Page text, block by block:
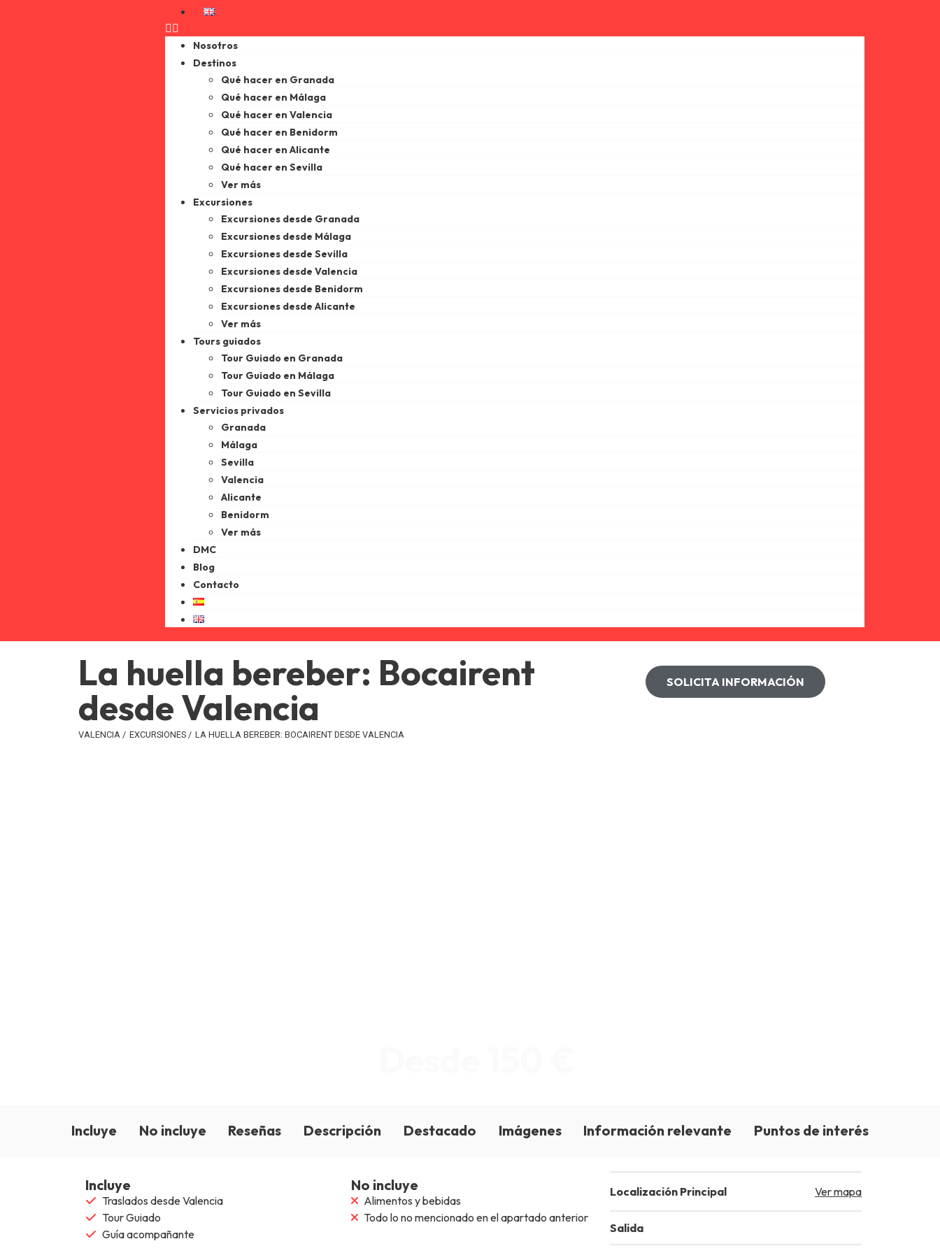
Nosotros
Destinos
Qué hacer en Granada
Qué hacer en Málaga
Qué hacer en Valencia
Qué hacer en Benidorm
Qué hacer en Alicante
Qué hacer en Sevilla
Ver más
Excursiones
Excursiones desde Granada
Excursiones desde Málaga
Excursiones desde Sevilla
Excursiones desde Valencia
Excursiones desde Benidorm
Excursiones desde Alicante
Ver más
Tours guiados
Tour Guiado en Granada
Tour Guiado en Málaga
Tour Guiado en Sevilla
Servicios privados
Granada
Málaga
Sevilla
Valencia
Alicante
Benidorm
Ver más
DMC
Blog
Contacto
La huella bereber: Bocairent
desde Valencia
VALENCIA / EXCURSIONES / LA HUELLA BEREBER: BOCAIRENT DESDE VALENCIA
SOLICITA INFORMACIÓN
Incluye No incluye Reseñas Descripción Destacado Imágenes Información relevante Puntos de interés
Localización Principal Ver mapa
Salida
Incluye
Traslados desde Valencia
Tour Guiado
Guía acompañante
No incluye
Alimentos y bebidas
Todo lo no mencionado en el apartado anterior